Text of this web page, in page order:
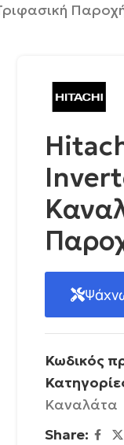
Κωδικός
Καναλάτα
Share: